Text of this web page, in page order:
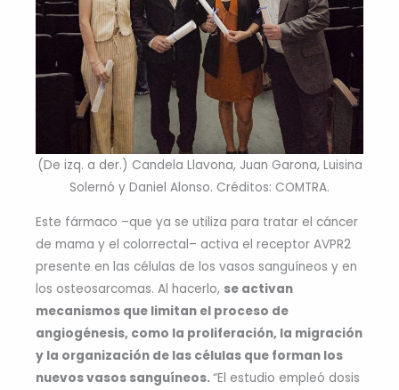
(De izq. a der.) Candela Llavona, Juan Garona, Luisina
Solernó y Daniel Alonso. Créditos: COMTRA.
Este fármaco –que ya se utiliza para tratar el cáncer
de mama y el colorrectal– activa el receptor AVPR2
presente en las células de los vasos sanguíneos y en
los osteosarcomas. Al hacerlo, se activan
mecanismos que limitan el proceso de
angiogénesis, como la proliferación, la migración
y la organización de las células que forman los
nuevos vasos sanguíneos.“El estudio empleó dosis